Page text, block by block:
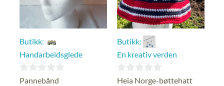
Butikk:
Handarbeidsglede
0
Pannebånd
Butikk:
En kreativ verden
0
Heia Norge-bøttehatt